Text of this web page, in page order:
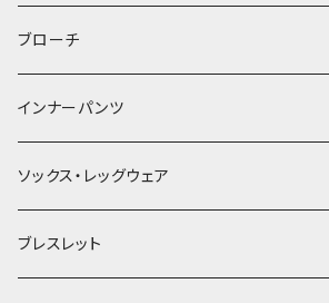
ヘアゴム
簪
ブローチ
インナーパンツ
ソックス・レッグウェア
ブレスレット